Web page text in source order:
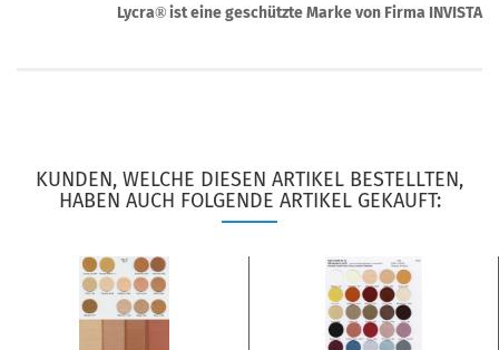
Lycra® ist eine geschützte Marke von Firma INVISTA
KUNDEN, WELCHE DIESEN ARTIKEL BESTELLTEN,
HABEN AUCH FOLGENDE ARTIKEL GEKAUFT: